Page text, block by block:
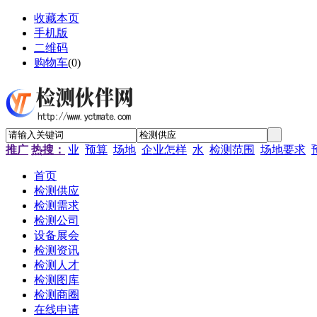
收藏本页
手机版
二维码
购物车(0)
推广 热搜： 业 预算 场地 企业怎样 水 检测范围 场地要求
首页
检测供应
检测需求
检测公司
设备展会
检测资讯
检测人才
检测图库
检测商圈
在线申请